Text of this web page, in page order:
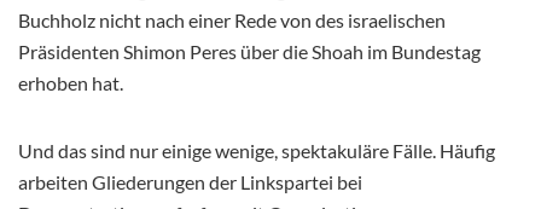
Buchholz nicht nach einer Rede von des israelischen
Präsidenten Shimon Peres über die Shoah im Bundestag
erhoben hat.
Und das sind nur einige wenige, spektakuläre Fälle. Häufig
arbeiten Gliederungen der Linkspartei bei